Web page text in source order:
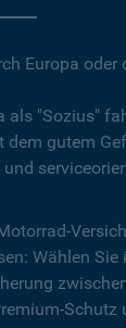
Europa oder
als "Sozius"
gutem
Wählen Sie
Schutz